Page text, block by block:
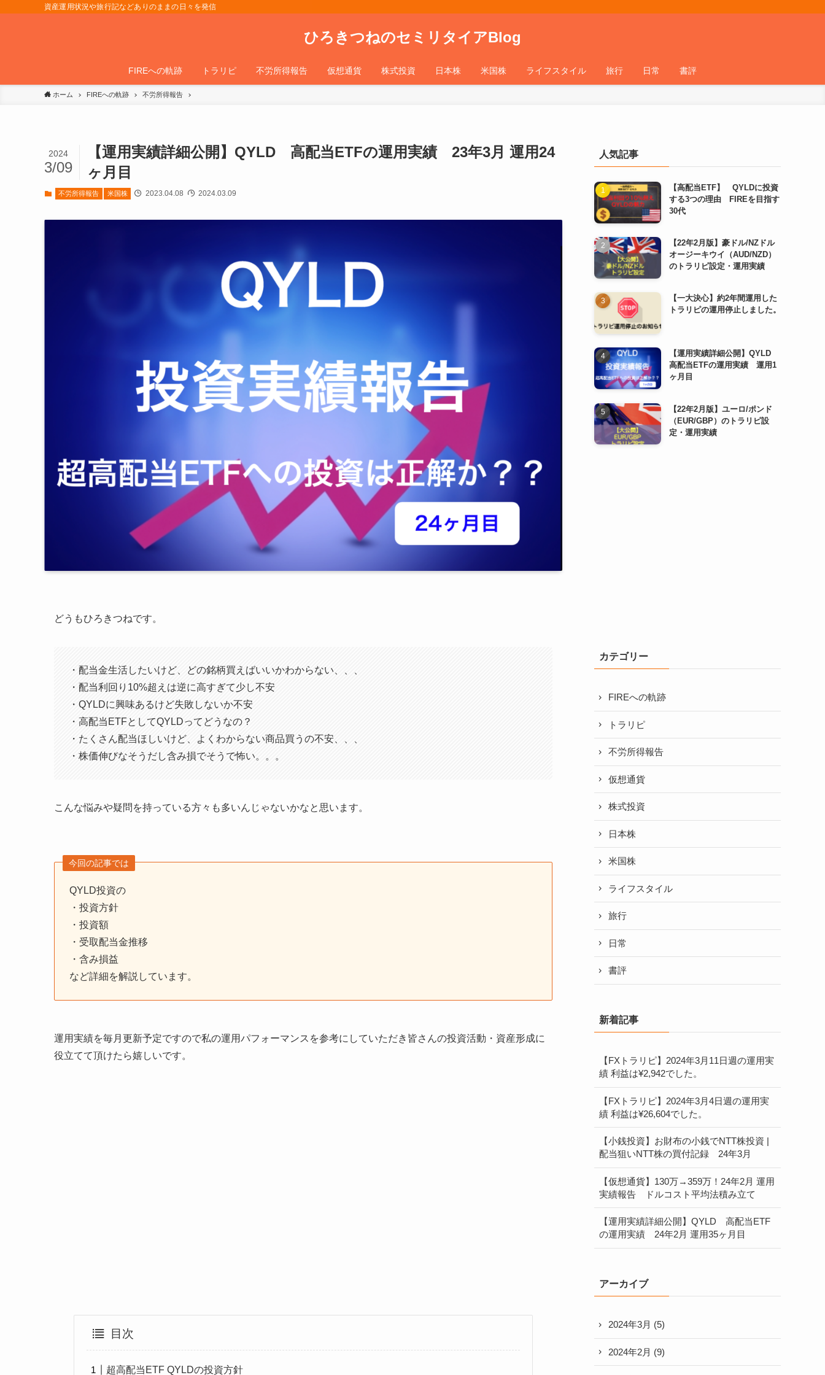
資産運用状況や旅行記などありのままの日々を発信
ひろきつねのセミリタイアBlog
FIREへの軌跡 トラリピ 不労所得報告 仮想通貨 株式投資 日本株 米国株 ライフスタイル 旅行 日常 書評
ホーム FIREへの軌跡 不労所得報告
【運用実績詳細公開】QYLD 高配当ETFの運用実績 23年3月 運用24
ヶ月目
2024
3/09
不労所得報告 米国株 2023.04.08 2024.03.09
どうもひろきつねです。
・配当金生活したいけど、どの銘柄買えばいいかわからない、、、
・配当利回り10%超えは逆に高すぎて少し不安
・QYLDに興味あるけど失敗しないか不安
・高配当ETFとしてQYLDってどうなの？
・たくさん配当ほしいけど、よくわからない商品買うの不安、、、
・株価伸びなそうだし含み損でそうで怖い。。。
こんな悩みや疑問を持っている方々も多いんじゃないかなと思います。
今回の記事では
QYLD投資の
・投資方針
・投資額
・受取配当金推移
・含み損益
など詳細を解説しています。
運用実績を毎月更新予定ですので私の運用パフォーマンスを参考にしていただき皆さんの投資活動・資産形成に
役立てて頂けたら嬉しいです。
目次
超高配当ETF QYLDの投資方針
人気記事
【高配当ETF】 QYLDに投資
する3つの理由 FIREを目指す
30代
【22年2月版】豪ドル/NZドル
オージーキウイ（AUD/NZD）
のトラリピ設定・運用実績
【一大決心】約2年間運用した
トラリピの運用停止しました。
【運用実績詳細公開】QYLD
高配当ETFの運用実績 運用1
ヶ月目
【22年2月版】ユーロ/ポンド
（EUR/GBP）のトラリピ設
定・運用実績
カテゴリー
FIREへの軌跡
トラリピ
不労所得報告
仮想通貨
株式投資
日本株
米国株
ライフスタイル
旅行
日常
書評
新着記事
【FXトラリピ】2024年3月11日週の運用実
績 利益は¥2,942でした。
【FXトラリピ】2024年3月4日週の運用実
績 利益は¥26,604でした。
【小銭投資】お財布の小銭でNTT株投資 |
配当狙いNTT株の買付記録 24年3月
【仮想通貨】130万→359万！24年2月 運用
実績報告 ドルコスト平均法積み立て
【運用実績詳細公開】QYLD 高配当ETF
の運用実績 24年2月 運用35ヶ月目
アーカイブ
2024年3月 (5)
2024年2月 (9)